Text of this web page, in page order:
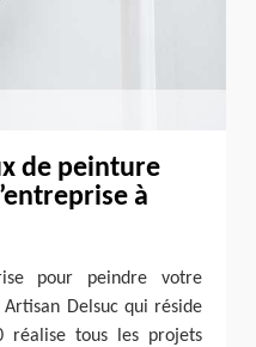
de peinture
à
pour peindre votre
Delsuc qui réside
réalise tous les projets